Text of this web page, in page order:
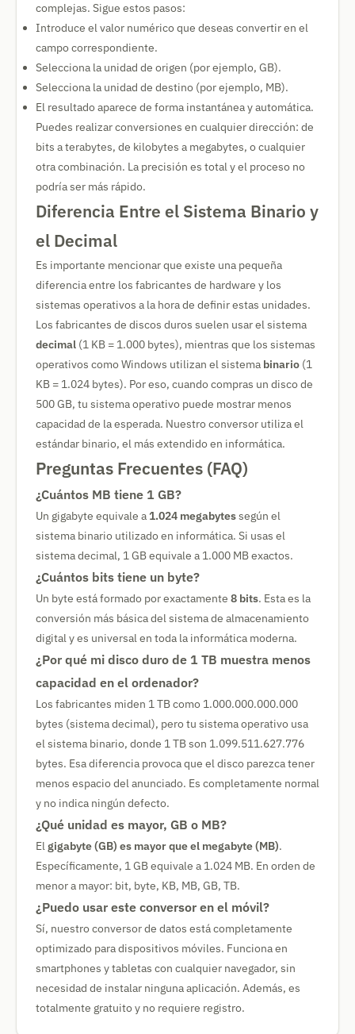
complejas. Sigue estos pasos:
Introduce el valor numérico que deseas convertir en el
campo correspondiente.
Selecciona la unidad de origen (por ejemplo, GB).
Selecciona la unidad de destino (por ejemplo, MB).
El resultado aparece de forma instantánea y automática.
Puedes realizar conversiones en cualquier dirección: de
bits a terabytes, de kilobytes a megabytes, o cualquier
otra combinación. La precisión es total y el proceso no
podría ser más rápido.
Diferencia Entre el Sistema Binario y
el Decimal
Es importante mencionar que existe una pequeña
diferencia entre los fabricantes de hardware y los
sistemas operativos a la hora de definir estas unidades.
Los fabricantes de discos duros suelen usar el sistema
decimal (1 KB = 1.000 bytes), mientras que los sistemas
operativos como Windows utilizan el sistema binario (1
KB = 1.024 bytes). Por eso, cuando compras un disco de
500 GB, tu sistema operativo puede mostrar menos
capacidad de la esperada. Nuestro conversor utiliza el
estándar binario, el más extendido en informática.
Preguntas Frecuentes (FAQ)
¿Cuántos MB tiene 1 GB?
Un gigabyte equivale a 1.024 megabytessegún el
sistema binario utilizado en informática. Si usas el
sistema decimal, 1 GB equivale a 1.000 MB exactos.
¿Cuántos bits tiene un byte?
Un byte está formado por exactamente 8 bits. Esta es la
conversión más básica del sistema de almacenamiento
digital y es universal en toda la informática moderna.
¿Por qué mi disco duro de 1 TB muestra menos
capacidad en el ordenador?
Los fabricantes miden 1 TB como 1.000.000.000.000
bytes (sistema decimal), pero tu sistema operativo usa
el sistema binario, donde 1 TB son 1.099.511.627.776
bytes. Esa diferencia provoca que el disco parezca tener
menos espacio del anunciado. Es completamente normal
y no indica ningún defecto.
¿Qué unidad es mayor, GB o MB?
Elgigabyte (GB) es mayor que el megabyte (MB).
Específicamente, 1 GB equivale a 1.024 MB. En orden de
menor a mayor: bit, byte, KB, MB, GB, TB.
¿Puedo usar este conversor en el móvil?
Sí, nuestro conversor de datos está completamente
optimizado para dispositivos móviles. Funciona en
smartphones y tabletas con cualquier navegador, sin
necesidad de instalar ninguna aplicación. Además, es
totalmente gratuito y no requiere registro.